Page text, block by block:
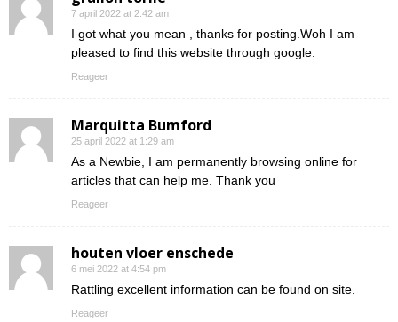
7 april 2022 at 2:42 am
I got what you mean , thanks for posting.Woh I am
pleased to find this website through google.
Reageer
Marquitta Bumford
25 april 2022 at 1:29 am
As a Newbie, I am permanently browsing online for
articles that can help me. Thank you
Reageer
houten vloer enschede
6 mei 2022 at 4:54 pm
Rattling excellent information can be found on site.
Reageer